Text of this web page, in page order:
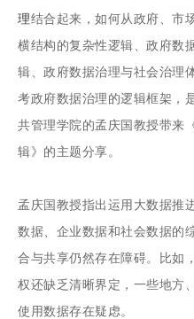
理结合起来，如何从政府、市
横结构的复杂性逻辑、政府数
辑、政府数据治理与社会治理
考政府数据治理的逻辑框架，
共管理学院的孟庆国教授带来
辑》的主题分享。
孟庆国教授指出运用大数据推
数据、企业数据和社会数据的
合与共享仍然存在障碍。比如
权还缺乏清晰界定，一些地方
使用数据存在疑虑。